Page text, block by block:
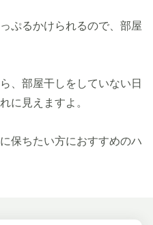
ぷるかけられるので、部屋
、部屋干しをしていない日
に見えますよ。
保ちたい方におすすめのハ